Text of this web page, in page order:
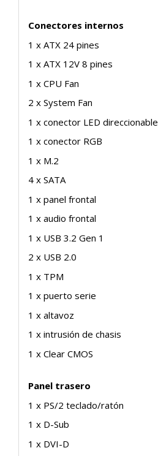
Conectores internos
1 x ATX 24 pines
1 x ATX 12V 8 pines
1 x CPU Fan
2 x System Fan
1 x conector LED direccionable
1 x conector RGB
1 x M.2
4 x SATA
1 x panel frontal
1 x audio frontal
1 x USB 3.2 Gen 1
2 x USB 2.0
1 x TPM
1 x puerto serie
1 x altavoz
1 x intrusión de chasis
1 x Clear CMOS
Panel trasero
1 x PS/2 teclado/ratón
1 x D-Sub
1 x DVI-D